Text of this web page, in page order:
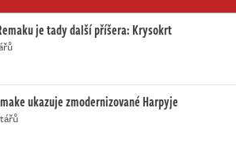
je tady další příšera: Krysokrt
ukazuje zmodernizované Harpyje